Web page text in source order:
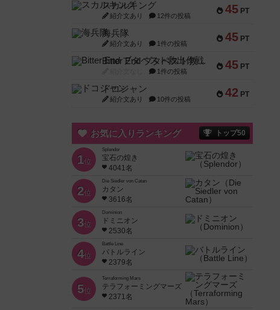
45 PT
スカルキング
紹介文あり 12件の投稿
45 PT
海兵隊
紹介文あり 1件の投稿
45 PT
Bitter End ブタペスト救出作戦
1件の投稿
42 PT
ドコジャン
紹介文あり 10件の投稿
お気に入りランキング トップ50
1位
Splendor
宝石の煌き
4041名
2位
Die Siedler von Catan
カタン
3616名
3位
Dominion
ドミニオン
2530名
4位
Battle Line
バトルライン
2379名
5位
Terraforming Mars
テラフォーミングマーズ
2371名